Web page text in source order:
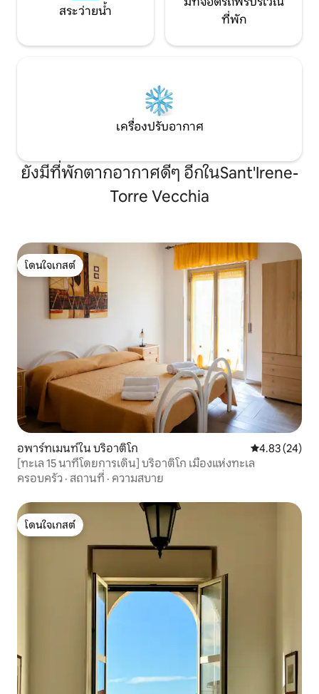
สระว่ายน้ำ
ที่พัก
เครื่องปรับอากาศ
ยังมีที่พักตากอากาศดีๆ อีกในSant'Irene-
Torre Vecchia
โดนใจเกสต์
โดนใจเกสต์
อพาร์ทเมนท์ใน บริอาติโก คะแนนเฉลี่ย
4.83 (24)
[ทะเล 15 นาทีโดยการเดิน] บริอาติโก เมืองแห่งทะเล
ครอบครัว · สถานที่ · ความสบาย
โดนใจเกสต์
โดนใจเกสต์